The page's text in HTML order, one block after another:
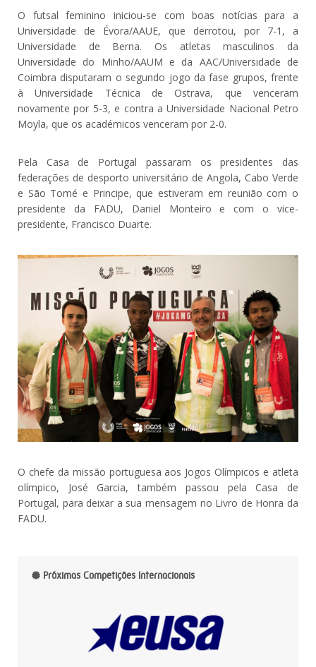
O futsal feminino iniciou-se com boas notícias para a
Universidade de Évora/AAUE, que derrotou, por 7-1, a
Universidade de Berna. Os atletas masculinos da
Universidade do Minho/AAUM e da AAC/Universidade de
Coimbra disputaram o segundo jogo da fase grupos, frente
à Universidade Técnica de Ostrava, que venceram
novamente por 5-3, e contra a Universidade Nacional Petro
Moyla, que os académicos venceram por 2-0.
Pela Casa de Portugal passaram os presidentes das
federações de desporto universitário de Angola, Cabo Verde
e São Tomé e Principe, que estiveram em reunião com o
presidente da FADU, Daniel Monteiro e com o vice-
presidente, Francisco Duarte.
O chefe da missão portuguesa aos Jogos Olímpicos e atleta
olímpico, José Garcia, também passou pela Casa de
Portugal, para deixar a sua mensagem no Livro de Honra da
FADU.
Próximas Competições Internacionais